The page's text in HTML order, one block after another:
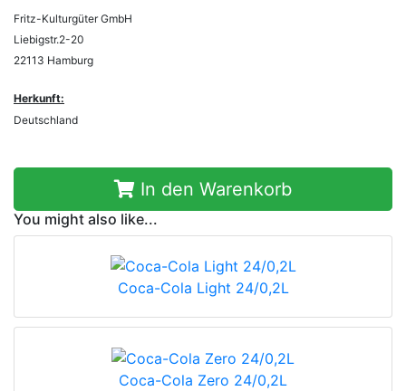
Fritz-Kulturgüter GmbH
Liebigstr.2-20
22113 Hamburg
Herkunft:
Deutschland
In den Warenkorb
You might also like...
Coca-Cola Light 24/0,2L
Coca-Cola Zero 24/0,2L